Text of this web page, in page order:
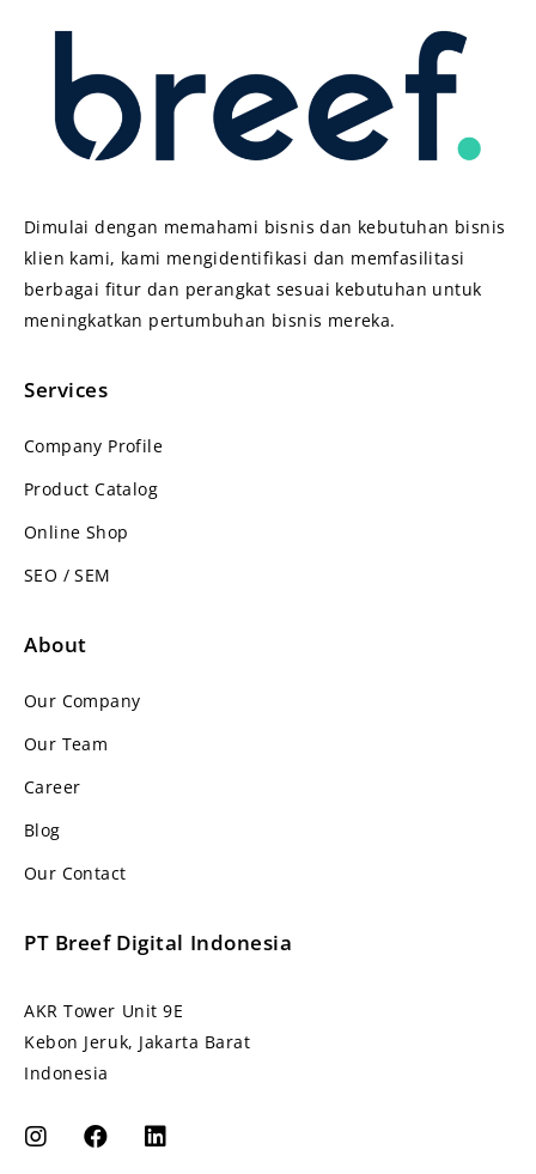
Dimulai dengan memahami bisnis dan kebutuhan bisnis
klien kami, kami mengidentifikasi dan memfasilitasi
berbagai fitur dan perangkat sesuai kebutuhan untuk
meningkatkan pertumbuhan bisnis mereka.
Services
Company Profile
Product Catalog
Online Shop
SEO / SEM
About
Our Company
Our Team
Career
Blog
Our Contact
PT Breef Digital Indonesia
AKR Tower Unit 9E
Kebon Jeruk, Jakarta Barat
Indonesia